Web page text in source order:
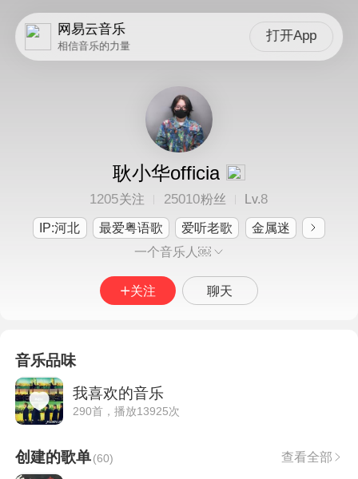
网易云音乐
相信音乐的力量
打开App
耿小华officia
1205关注 25010粉丝 Lv.8
IP:河北 最爱粤语歌 爱听老歌
金属迷
一个音乐人￼
关注 聊天
音乐品味
我喜欢的音乐
290首，播放13925次
创建的歌单(60) 查看全部